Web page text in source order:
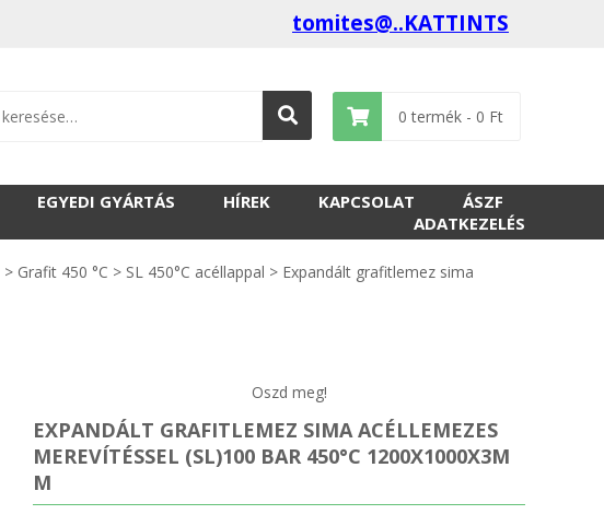
tomites@..KATTINTS
0 termék - 0 Ft
EGYEDI GYÁRTÁS HÍREK KAPCSOLAT
ÁSZF
ADATKEZELÉS
> Grafit 450 °C > SL 450°C acéllappal > Expandált grafitlemez sima
Oszd meg!
EXPANDÁLT GRAFITLEMEZ SIMA ACÉLLEMEZES
MEREVÍTÉSSEL (SL)100 BAR 450°C 1200X1000X3M
M